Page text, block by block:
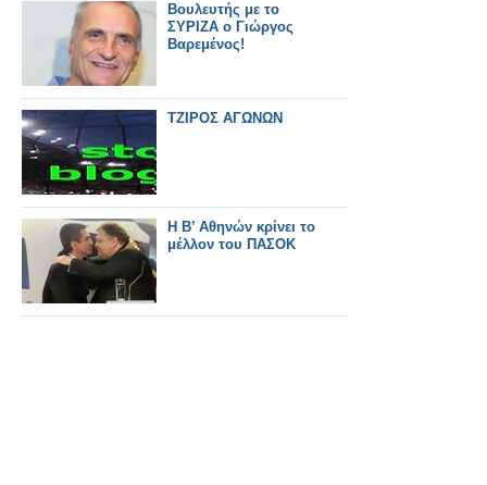
Βουλευτής με το
ΣΥΡΙΖΑ ο Γιώργος
Βαρεμένος!
ΤΖΙΡΟΣ ΑΓΩΝΩΝ
Η Β’ Αθηνών κρίνει το
μέλλον του ΠΑΣΟΚ